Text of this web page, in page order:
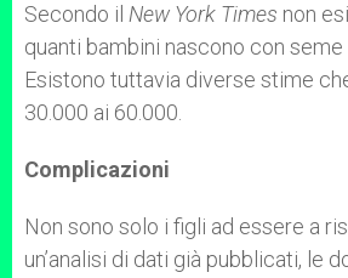
Secondo il New York Times non
quanti bambini nascono con seme
Esistono tuttavia diverse stime
30.000 ai 60.000.
Complicazioni
Non sono solo i figli ad essere a
un’analisi di dati già pubblicati, le